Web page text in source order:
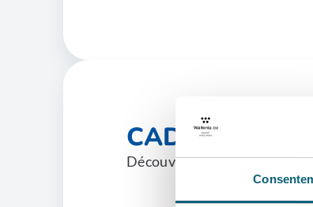
CADRE
Découvrez le cadre